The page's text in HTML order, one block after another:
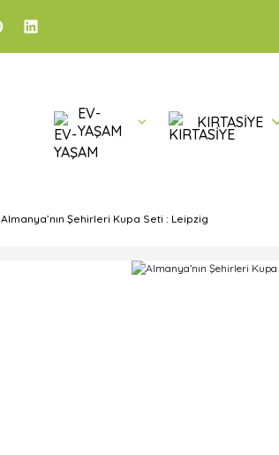
EV-
YAŞAM
KIRTASİYE
Almanya’nın Şehirleri Kupa Seti : Leipzig